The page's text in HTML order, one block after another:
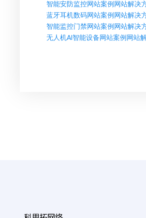
智能安防监控网站案例网站解决
蓝牙耳机数码网站案例网站解决
智能监控门禁网站案例网站解决
无人机AI智能设备网站案例网站